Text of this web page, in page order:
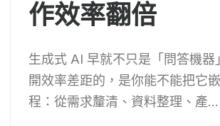
作效率翻倍
生成式 AI 早就不只是「問答機器
開效率差距的，是你能不能把它
程：從需求釐清、資料整理、產...